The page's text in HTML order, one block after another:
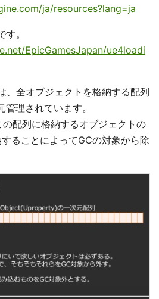
ja/resources?lang=ja
。
EpicGamesJapan/ue4loadi
全オブジェクトを格納する配列
理されています。
配列に格納するオブジェクトの
ることによってGCの対象から除